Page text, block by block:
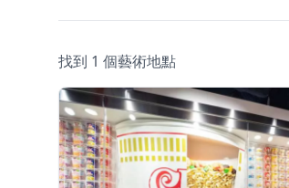
找到 1 個藝術地點